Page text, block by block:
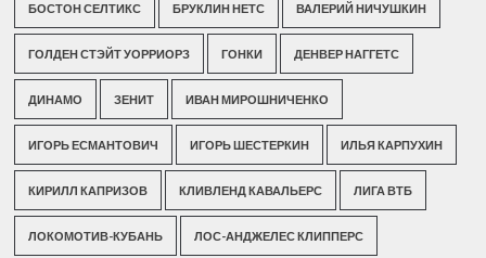
БОСТОН СЕЛТИКС БРУКЛИН НЕТС ВАЛЕРИЙ НИЧУШКИН
ГОЛДЕН СТЭЙТ УОРРИОРЗ ГОНКИ ДЕНВЕР НАГГЕТС
ДИНАМО ЗЕНИТ ИВАН МИРОШНИЧЕНКО
ИГОРЬ ЕСМАНТОВИЧ ИГОРЬ ШЕСТЕРКИН ИЛЬЯ КАРПУХИН
КИРИЛЛ КАПРИЗОВ КЛИВЛЕНД КАВАЛЬЕРС ЛИГА ВТБ
ЛОКОМОТИВ-КУБАНЬ ЛОС-АНДЖЕЛЕС КЛИППЕРС